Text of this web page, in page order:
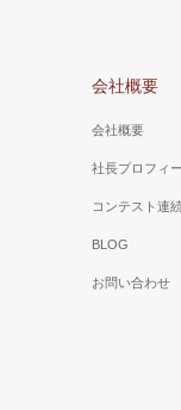
会社概要
会社概要
社長プロフィ
コンテスト連
BLOG
お問い合わせ